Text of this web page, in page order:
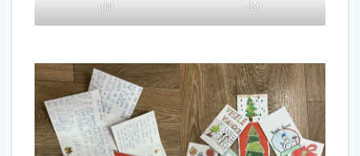
rbt rbt